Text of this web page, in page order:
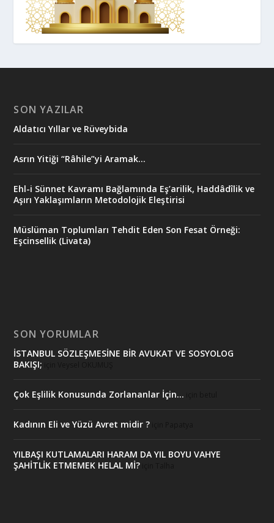
SON YAZILAR
Aldatıcı Yıllar ve Rüveybida
Asrın Yitiği “Râhile”yi Aramak…
Ehl-i Sünnet Kavramı Bağlamında Eş’arilik, Haddâdîlik ve
Aşırı Yaklaşımların Metodolojik Eleştirisi
Müslüman Toplumları Tehdit Eden Son Fesat Örneği:
Eşcinsellik (Livata)
SON YORUMLAR
İSTANBUL SÖZLEŞMESİNE BİR AVUKAT VE SOSYOLOG
BAKIŞI;
Çok Eşlilik Konusunda Zorlananlar İçin…
Kadının Eli ve Yüzü Avret midir ?
YILBAŞI KUTLAMALARI HARAM DA YIL BOYU VAHYE
ŞAHİTLİK ETMEMEK HELAL Mİ?